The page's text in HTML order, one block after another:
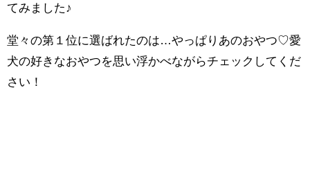
てみました♪
堂々の第１位に選ばれたのは…やっぱりあのおやつ♡愛
犬の好きなおやつを思い浮かべながらチェックしてくだ
さい！